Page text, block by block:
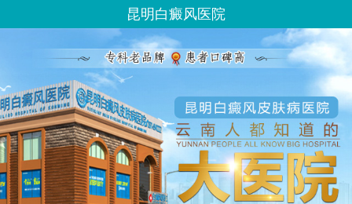
昆明白癜风医院